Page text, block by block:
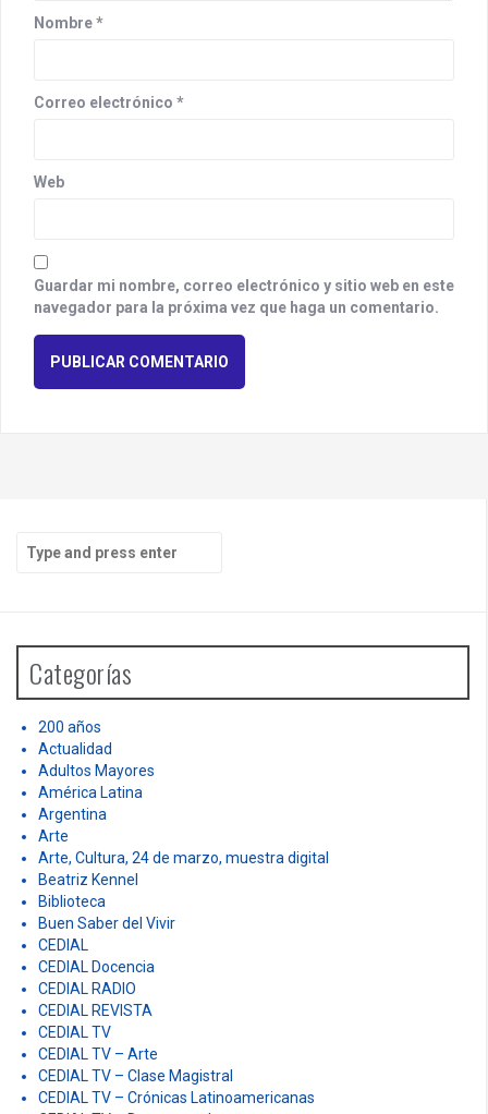
n
Nombre*
Correo electrónico *
Web
Guardar mi nombre, correo electrónico y sitio web en este
navegador para la próxima vez que haga un comentario.
h
o
Categorías
200 años
Actualidad
Adultos Mayores
América Latina
Argentina
Arte
Arte, Cultura, 24 de marzo, muestra digital
Beatriz Kennel
Biblioteca
Buen Saber del Vivir
CEDIAL
CEDIAL Docencia
CEDIAL RADIO
CEDIAL REVISTA
CEDIAL TV
CEDIAL TV – Arte
CEDIAL TV – Clase Magistral
CEDIAL TV – Crónicas Latinoamericanas